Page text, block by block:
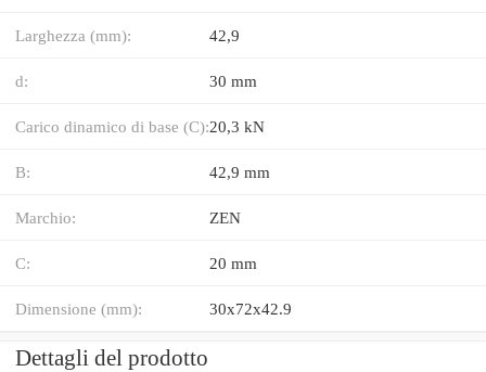
Larghezza (mm): 42,9
d: 30 mm
Carico dinamico di base (C):20,3 kN
B: 42,9 mm
Marchio: ZEN
C: 20 mm
Dimensione (mm): 30x72x42.9
Dettagli del prodotto